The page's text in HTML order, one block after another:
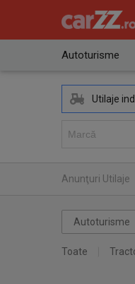
Autoturisme
Anunţuri Utilaje
Autoturisme
Toate